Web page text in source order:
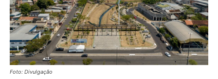
Foto: Divulgação